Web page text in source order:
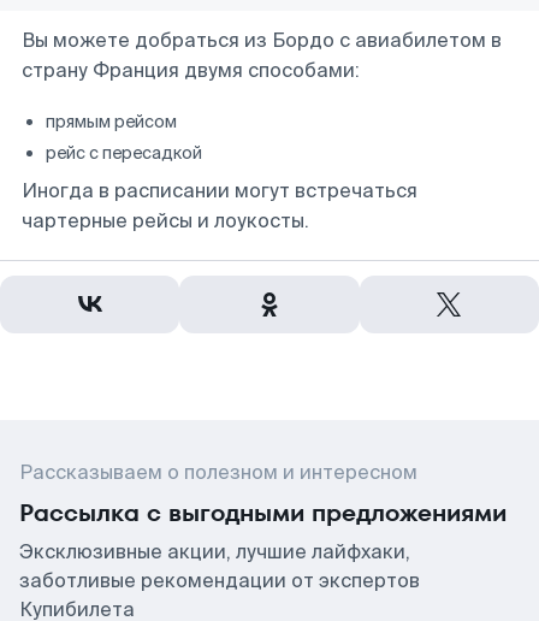
Вы можете добраться из Бордо с авиабилетом в
страну Франция двумя способами:
прямым рейсом
рейс с пересадкой
Иногда в расписании могут встречаться
чартерные рейсы и лоукосты.
Рассказываем о полезном и интересном
Рассылка с выгодными предложениями
Эксклюзивные акции, лучшие лайфхаки,
заботливые рекомендации от экспертов
Купибилета